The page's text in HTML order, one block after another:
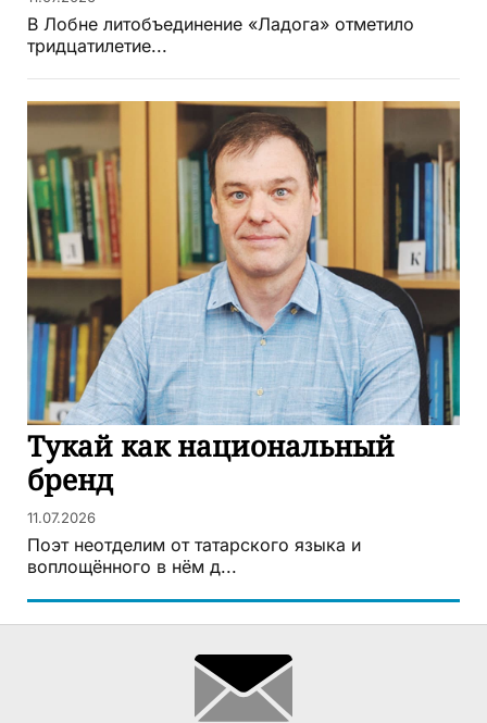
В Лобне литобъединение «Ладога» отметило
тридцатилетие...
Тукай как национальный
бренд
11.07.2026
Поэт неотделим от татарского языка и
воплощённого в нём д...